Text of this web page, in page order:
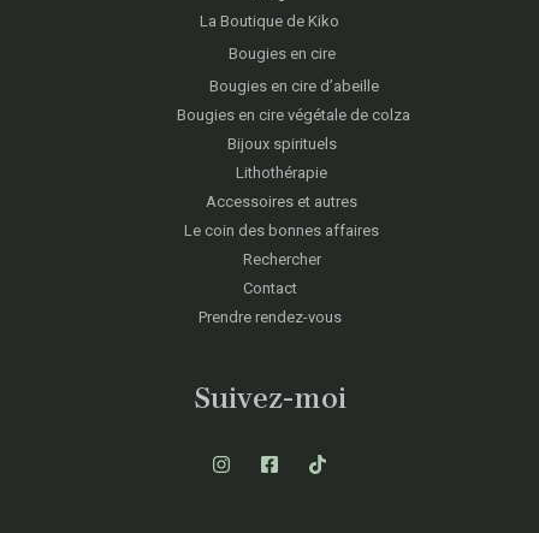
La Boutique de Kiko
Bougies en cire
Bougies en cire d’abeille
Bougies en cire végétale de colza
Bijoux spirituels
Lithothérapie
Accessoires et autres
Le coin des bonnes affaires
Rechercher
Contact
Prendre rendez-vous
Suivez-moi